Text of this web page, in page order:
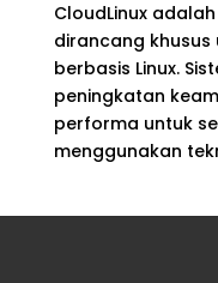
CloudLinux
dirancang
berbasis Linux.
peningkatan
performa untuk
menggunakan